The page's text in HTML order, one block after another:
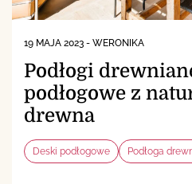
19 MAJA 2023 - WERONIKA
Podłogi
podłogowe z
drewna
Deski podłogowe Podłoga